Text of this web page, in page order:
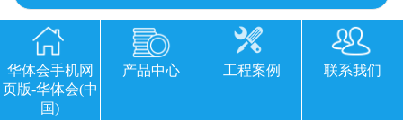
华体会手机网
页版-华体会(中
国)
产品中心 工程案例 联系我们